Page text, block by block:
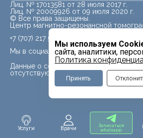
Услуги Врачи
Записаться
whatsapp
Мы используем
сайта, аналитики,
Политика
Принять
Лиц. № 17013581 от 28 июля 2017 г.
Лиц. № 20009926 от 09 июля 2020 г.
© Все права защищены.
Центр магнитно-резонансной
Мы в социальных сетях
Данные о социальных сетях для
отсутствуют
+7 (707) 217 5840